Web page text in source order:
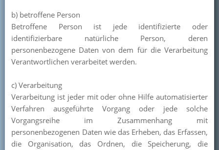
b) betroffene Person
Betroffene Person ist jede identifizierte oder
identifizierbare natürliche Person, deren
personenbezogene Daten von dem für die Verarbeitung
Verantwortlichen verarbeitet werden.
c) Verarbeitung
Verarbeitung ist jeder mit oder ohne Hilfe automatisierter
Verfahren ausgeführte Vorgang oder jede solche
Vorgangsreihe im Zusammenhang mit
personenbezogenen Daten wie das Erheben, das Erfassen,
die Organisation, das Ordnen, die Speicherung, die